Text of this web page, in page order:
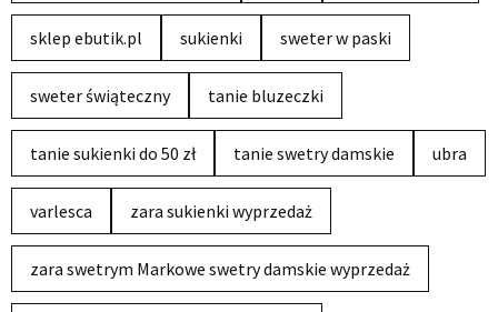
sklep ebutik.pl sukienki sweter w paski
sweter świąteczny tanie bluzeczki
tanie sukienki do 50 zł tanie swetry damskie ubra
varlesca zara sukienki wyprzedaż
zara swetrym Markowe swetry damskie wyprzedaż